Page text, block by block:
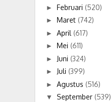
► Februari (520)
► Maret (742)
► April (617)
► Mei (611)
► Juni (324)
► Juli (399)
► Agustus (516)
▼ September (539)